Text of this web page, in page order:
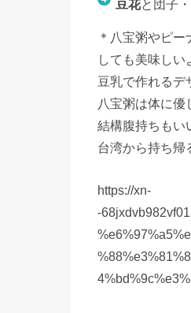
豆花と団子
＊八宝粥やピ
しても美味し
豆乳で作れるデ
八宝粥は体に優
結構腹持ちもい
台湾から持ち
https://xn-
-